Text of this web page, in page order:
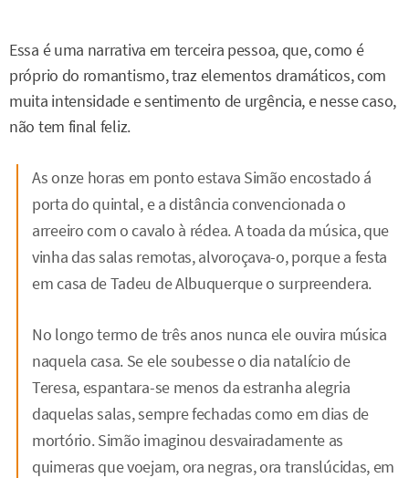
Essa é uma narrativa em terceira pessoa, que, como é
próprio do romantismo, traz elementos dramáticos, com
muita intensidade e sentimento de urgência, e nesse caso,
não tem final feliz.
As onze horas em ponto estava Simão encostado á
porta do quintal, e a distância convencionada o
arreeiro com o cavalo à rédea. A toada da música, que
vinha das salas remotas, alvoroçava-o, porque a festa
em casa de Tadeu de Albuquerque o surpreendera.
No longo termo de três anos nunca ele ouvira música
naquela casa. Se ele soubesse o dia natalício de
Teresa, espantara-se menos da estranha alegria
daquelas salas, sempre fechadas como em dias de
mortório. Simão imaginou desvairadamente as
quimeras que voejam, ora negras, ora translúcidas, em